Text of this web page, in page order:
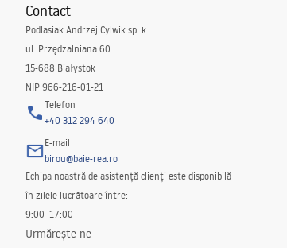
Contact
Podlasiak Andrzej Cylwik sp. k.
ul. Przędzalniana 60
15-688 Białystok
NIP 966-216-01-21
Telefon
+40 312 294 640
E-mail
birou@baie-rea.ro
Echipa noastră de asistență clienți este disponibilă
în zilele lucrătoare între:
9:00–17:00
Urmărește-ne